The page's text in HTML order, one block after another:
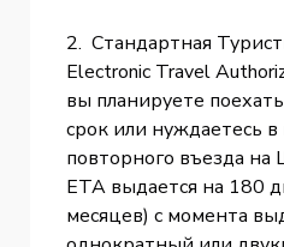
2. Стандартная
Electronic Travel
вы планируете
срок или нуждаетесь
повторного въезда
ETA выдается на 180
месяцев) с момента